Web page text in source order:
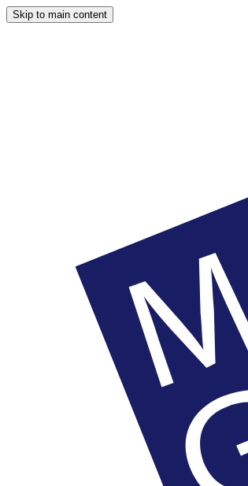
Skip to main content